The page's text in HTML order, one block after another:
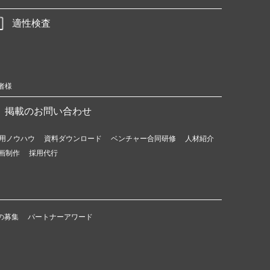
適性検査
様
掲載のお問い合わせ
ノウハウ 資料ダウンロード ベンチャー合同研修
人材紹介
制作
採用代行
募集 パートナーアワード